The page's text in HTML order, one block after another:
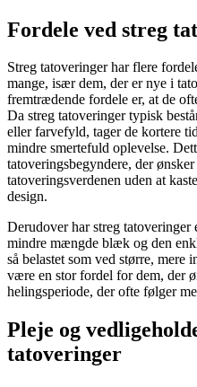
Fordele ved streg
Streg tatoveringer har flere
mange, især dem, der er nye i
fremtrædende fordele er, at de
Da streg tatoveringer typisk
eller farvefyld, tager de kortere
mindre smertefuld oplevelse.
tatoveringsbegyndere, der
tatoveringsverdenen uden at
design.
Derudover har streg
mindre mængde blæk og den
så belastet som ved større, mere
være en stor fordel for dem, der
helingsperiode, der ofte følger
Pleje og
tatoveringer